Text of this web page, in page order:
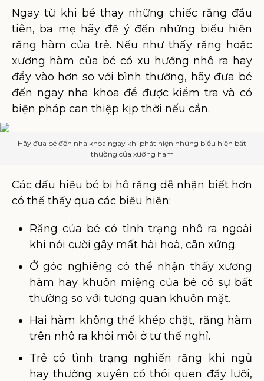
Ngay từ khi bé thay những chiếc răng đầu
tiên, ba mẹ hãy để ý đến những biểu hiện
răng hàm của trẻ. Nếu như thấy răng hoặc
xương hàm của bé có xu hướng nhô ra hay
đẩy vào hơn so với bình thường, hãy đưa bé
đến ngay nha khoa để được kiểm tra và có
biện pháp can thiệp kịp thời nếu cần.
Hãy đưa bé đến nha khoa ngay khi phát hiện những biểu hiện bất
thường của xương hàm
Các dấu hiệu bé bị hô răng dễ nhận biết hơn
có thể thấy qua các biểu hiện:
Răng của bé có tình trạng nhô ra ngoài
khi nói cười gây mất hài hoà, cân xứng.
Ở góc nghiêng có thể nhận thấy xương
hàm hay khuôn miệng của bé có sự bất
thường so với tương quan khuôn mặt.
Hai hàm không thể khép chặt, răng hàm
trên nhô ra khỏi môi ở tư thế nghỉ.
Trẻ có tình trạng nghiến răng khi ngủ
hay thường xuyên có thói quen đẩy lưỡi,